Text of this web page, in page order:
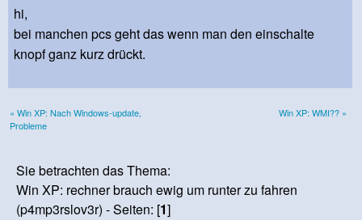
hi,
bei manchen pcs geht das wenn man den einschalte
knopf ganz kurz drückt.
« Win XP: Nach Windows-update,
Probleme
Win XP: WMI?? »
Sie betrachten das Thema:
Win XP: rechner brauch ewig um runter zu fahren
(p4mp3rslov3r) - Seiten: [1]